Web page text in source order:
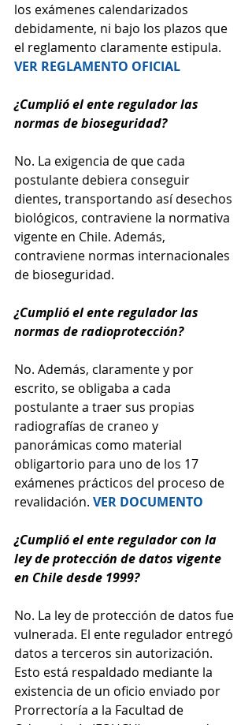
los exámenes calendarizados
debidamente, ni bajo los plazos que
el reglamento claramente estipula.
VER REGLAMENTO OFICIAL
¿Cumplió el ente regulador las
normas de bioseguridad?
No. La exigencia de que cada
postulante debiera conseguir
dientes, transportando así desechos
biológicos, contraviene la normativa
vigente en Chile. Además,
contraviene normas internacionales
de bioseguridad.
¿Cumplió el ente regulador las
normas de radioprotección?
No. Además, claramente y por
escrito, se obligaba a cada
postulante a traer sus propias
radiografías de craneo y
panorámicas como material
obligartorio para uno de los 17
exámenes prácticos del proceso de
revalidación. VER DOCUMENTO
¿Cumplió el ente regulador con la
ley de protección de datos vigente
en Chile desde 1999?
No. La ley de protección de datos fue
vulnerada. El ente regulador entregó
datos a terceros sin autorización.
Esto está respaldado mediante la
existencia de un oficio enviado por
Prorrectoría a la Facultad de